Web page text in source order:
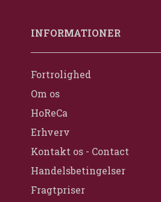
INFORMATIONER
Fortrolighed
Om os
HoReCa
Erhverv
Kontakt os - Contact
Handelsbetingelser
Fragtpriser